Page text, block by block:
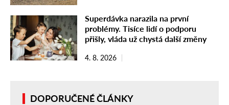
Superdávka narazila na první
problémy. Tisíce lidí o podporu
přišly, vláda už chystá další změny
4. 8. 2026
DOPORUČENÉ ČLÁNKY